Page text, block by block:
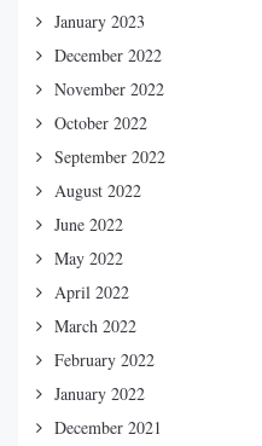
January 2023
December 2022
November 2022
October 2022
September 2022
August 2022
June 2022
May 2022
April 2022
March 2022
February 2022
January 2022
December 2021